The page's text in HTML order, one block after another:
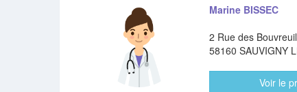
Marine BISSEC
2 Rue des
58160 SAUVIGNY
Voir le